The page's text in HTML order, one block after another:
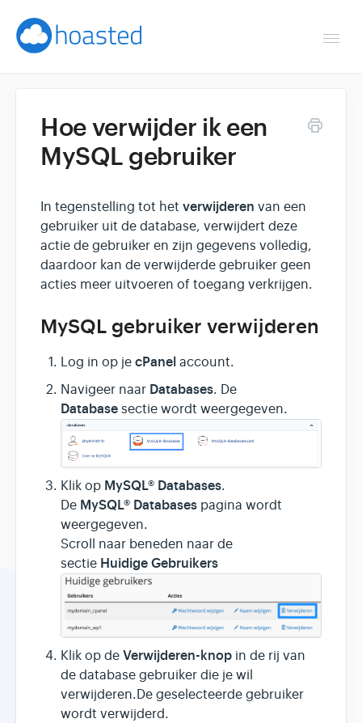
Helpdesk
Reseller & developer
Contact
Hoasted.com →
Hoe verwijder ik een
MySQL gebruiker
In tegenstelling tot het verwijderen van een
gebruiker uit de database, verwijdert deze
actie de gebruiker en zijn gegevens volledig,
daardoor kan de verwijderde gebruiker geen
acties meer uitvoeren of toegang verkrijgen.
MySQL gebruiker verwijderen
Log in op je cPanel account.
Navigeer naar Databases. De
Database sectie wordt weergegeven.
Klik op MySQL® Databases.
De MySQL® Databases pagina wordt
weergegeven.
Scroll naar beneden naar de
sectie Huidige Gebruikers
Klik op de Verwijderen-knop in de rij van
de database gebruiker die je wil
verwijderen.De geselecteerde gebruiker
wordt verwijderd.